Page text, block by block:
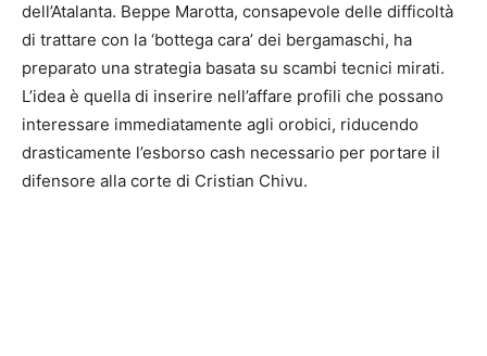
dell’Atalanta. Beppe Marotta, consapevole delle difficoltà
di trattare con la ‘bottega cara’ dei bergamaschi, ha
preparato una strategia basata su scambi tecnici mirati.
L’idea è quella di inserire nell’affare profili che possano
interessare immediatamente agli orobici, riducendo
drasticamente l’esborso cash necessario per portare il
difensore alla corte di Cristian Chivu.